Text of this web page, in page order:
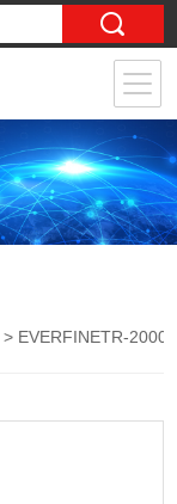
> EVERFINETR-2000透射测试系统